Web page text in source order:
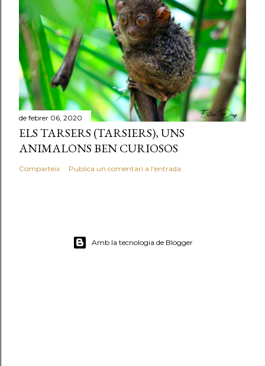
de febrer 06, 2020
ELS TARSERS (TARSIERS), UNS
ANIMALONS BEN CURIOSOS
Comparteix Publica un comentari a l'entrada
Amb la tecnologia de Blogger